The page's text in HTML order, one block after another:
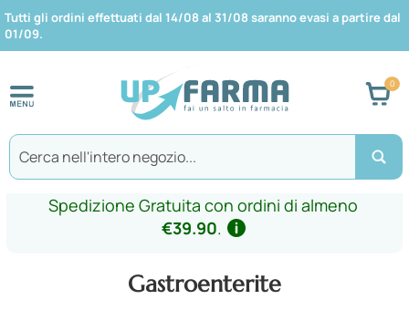
Tutti gli ordini effettuati dal 14/08 al 31/08 saranno evasi a partire dal
01/09.
Spedizione Gratuita con ordini di almeno
€39.90.
Gastroenterite